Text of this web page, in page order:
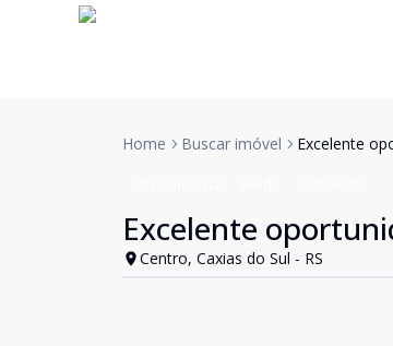
Home Buscar imóvel Excelente
Excelente
Centro, Caxias do Sul - RS